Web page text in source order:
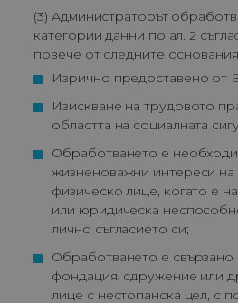
(3) Администраторът
категории данни по ал. 2
повече от следните
Изрично предоставено от
Изискване на трудовото
областта на социалната
Обработването е
жизненоважни интереси на
физическо лице, когато е
или юридическа
лично съгласието си;
Обработването е свързано
фондация, сдружение или
лице с нестопанска цел, с